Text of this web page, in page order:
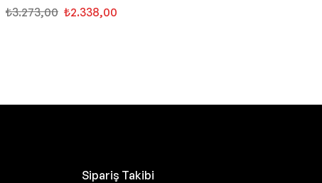
Yağı
₺3.273,00 ₺2.338,00
Sipariş Takibi